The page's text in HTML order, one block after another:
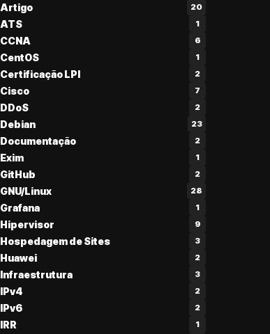
Artigo 20
ATS 1
CCNA 6
CentOS 1
Certificação LPI 2
Cisco 7
DDoS 2
Debian 23
Documentação 2
Exim 1
GitHub 2
GNU/Linux 28
Grafana 1
Hipervisor 9
Hospedagem de Sites 3
Huawei 2
Infraestrutura 3
IPv4 2
IPv6 2
IRR 1